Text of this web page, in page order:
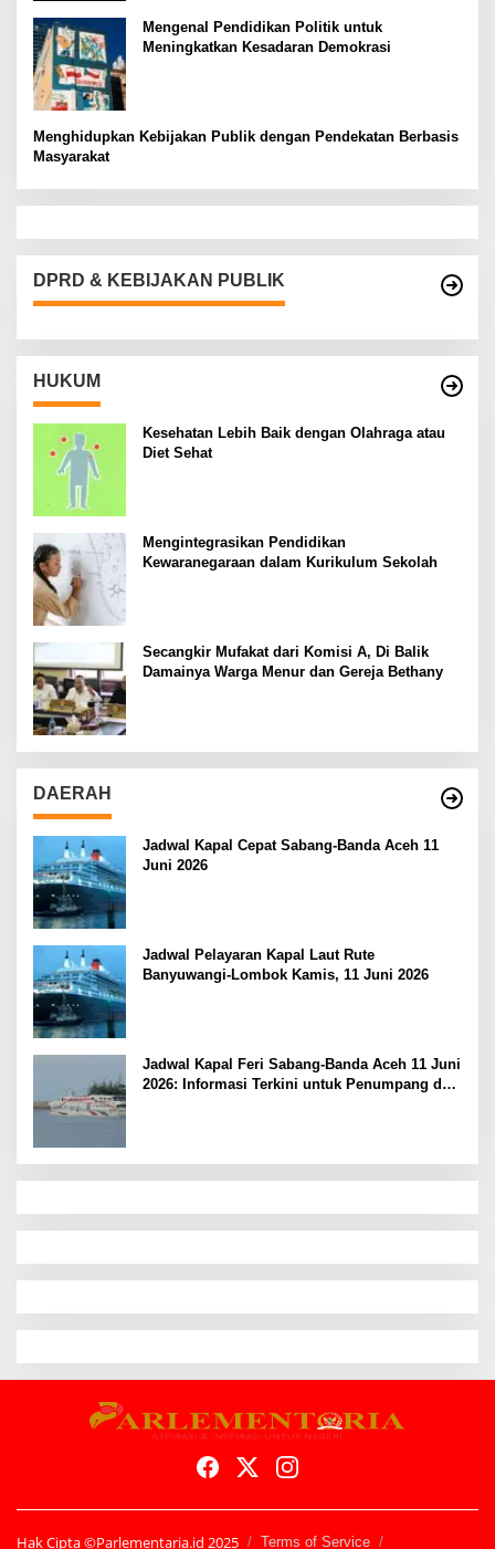
Mengenal Pendidikan Politik untuk
Meningkatkan Kesadaran Demokrasi
Menghidupkan Kebijakan Publik dengan Pendekatan Berbasis
Masyarakat
DPRD & KEBIJAKAN PUBLIK
HUKUM
Kesehatan Lebih Baik dengan Olahraga atau
Diet Sehat
Mengintegrasikan Pendidikan
Kewaranegaraan dalam Kurikulum Sekolah
Secangkir Mufakat dari Komisi A, Di Balik
Damainya Warga Menur dan Gereja Bethany
DAERAH
Jadwal Kapal Cepat Sabang-Banda Aceh 11
Juni 2026
Jadwal Pelayaran Kapal Laut Rute
Banyuwangi-Lombok Kamis, 11 Juni 2026
Jadwal Kapal Feri Sabang-Banda Aceh 11 Juni
2026: Informasi Terkini untuk Penumpang dan
Hak Cipta ©Parlementaria.id 2025 Terms of Service